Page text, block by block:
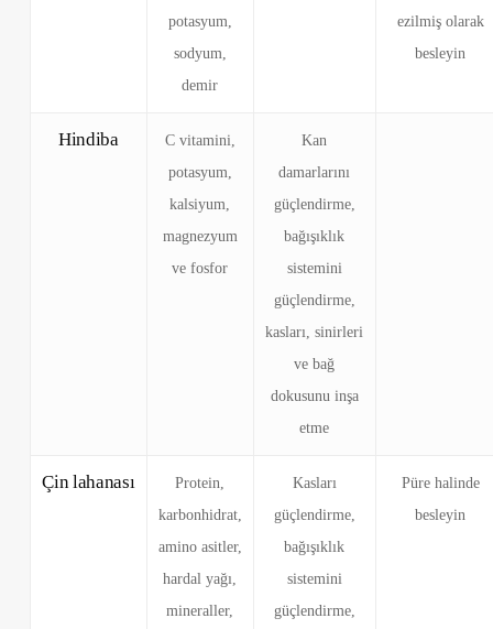
potasyum,
sodyum,
demir
ezilmiş olarak
besleyin
Hindiba
C vitamini,
potasyum,
kalsiyum,
magnezyum
ve fosfor
Kan
damarlarını
güçlendirme,
bağışıklık
sistemini
güçlendirme,
kasları, sinirleri
ve bağ
dokusunu inşa
etme
Çin lahanası
Protein,
karbonhidrat,
amino asitler,
hardal yağı,
mineraller,
Kasları
güçlendirme,
bağışıklık
sistemini
güçlendirme,
Püre halinde
besleyin